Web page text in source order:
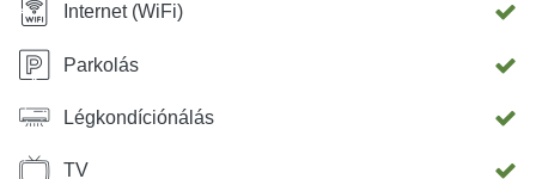
Internet (WiFi)
Parkolás
Légkondíciónálás
TV